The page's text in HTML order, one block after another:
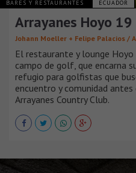
BARES Y RESTAURANTES ECUADOR
Arrayanes Hoyo 19
Johann Moeller + Felipe Palacios /
El restaurante y lounge
campo de golf, que encarna
refugio para golfistas que
encuentro y comunidad
Arrayanes Country Club.